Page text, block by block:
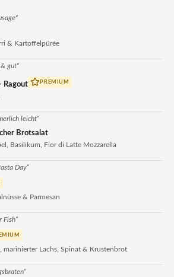
& Kartoffelpürée
gut“
Ragout PREMIUM
leicht“
Brotsalat
Basilikum, Fior di Latte Mozzarella
Day“
& Parmesan
Fish“
marinierter Lachs, Spinat & Krustenbrot